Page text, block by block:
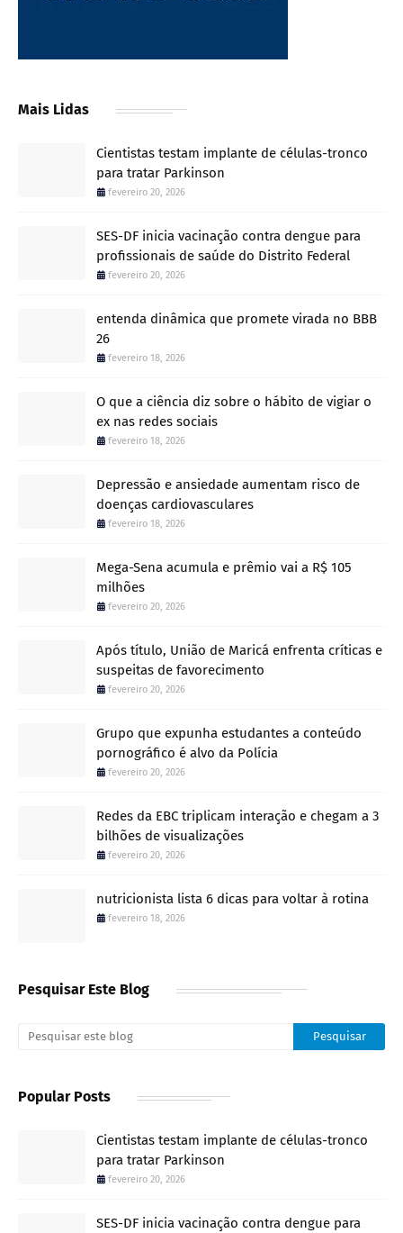
Mais Lidas
Cientistas testam implante de células-tronco
para tratar Parkinson
fevereiro 20, 2026
SES-DF inicia vacinação contra dengue para
profissionais de saúde do Distrito Federal
fevereiro 20, 2026
entenda dinâmica que promete virada no BBB
26
fevereiro 18, 2026
O que a ciência diz sobre o hábito de vigiar o
ex nas redes sociais
fevereiro 18, 2026
Depressão e ansiedade aumentam risco de
doenças cardiovasculares
fevereiro 18, 2026
Mega-Sena acumula e prêmio vai a R$ 105
milhões
fevereiro 20, 2026
Após título, União de Maricá enfrenta críticas e
suspeitas de favorecimento
fevereiro 20, 2026
Grupo que expunha estudantes a conteúdo
pornográfico é alvo da Polícia
fevereiro 20, 2026
Redes da EBC triplicam interação e chegam a 3
bilhões de visualizações
fevereiro 20, 2026
nutricionista lista 6 dicas para voltar à rotina
fevereiro 18, 2026
Pesquisar Este Blog
Popular Posts
Cientistas testam implante de células-tronco
para tratar Parkinson
fevereiro 20, 2026
SES-DF inicia vacinação contra dengue para